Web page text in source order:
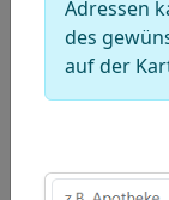
Warenkorb
hinzu.
Deutschland
von
Adressen
des
auf der